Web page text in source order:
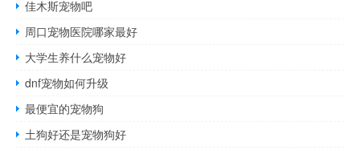
佳木斯宠物吧
周口宠物医院哪家最好
大学生养什么宠物好
dnf宠物如何升级
最便宜的宠物狗
土狗好还是宠物狗好